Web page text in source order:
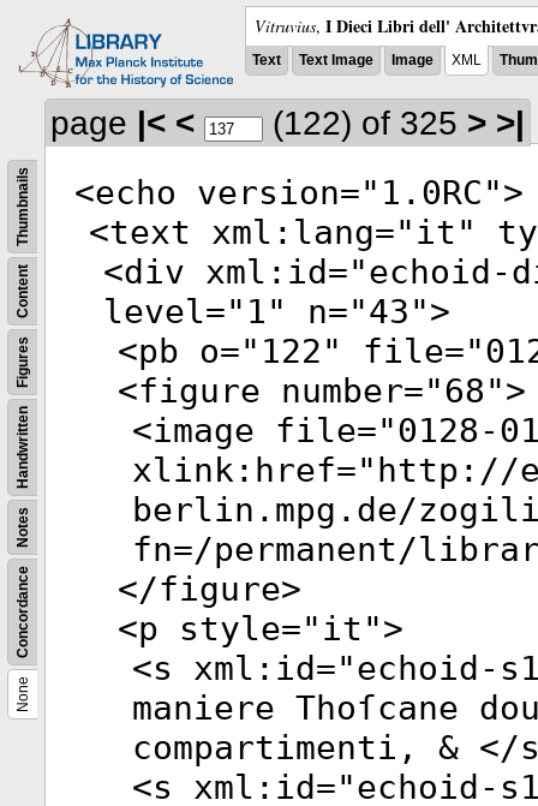
Vitruvius, I Dieci Libri dell'
Text Text Image Image XML
None
Concordance
Notes
Handwritten
Figures
Content
Thumbnails
page |< < (122) of 325 > >|
<echo version=" 1.0RC">
<text xml:lang="it"
<div xml:id="echoid-
level=" 1" n="43">
<pb o=" 122" file="
<figure number="68">
<image file="0128-
xlink:href="http://
berlin.mpg.de/
fn=/permanent/
</figure>
<p style="it">
<s xml:id="echoid-
maniere Thoſcane
compartimenti, & </
<s xml:id="echoid-